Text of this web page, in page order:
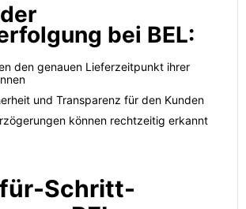
bei BEL:
den genauen Lieferzeitpunkt ihrer
und Transparenz für den Kunden
können rechtzeitig erkannt
Schritt-